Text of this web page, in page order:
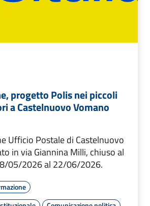
progetto Polis nei piccoli
a Castelnuovo Vomano
Ufficio Postale di Castelnuovo
in via Giannina Milli, chiuso al
05/2026 al 22/06/2026.